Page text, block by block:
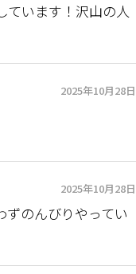
ています！沢山の人
2025年10月28日
2025年10月28日
ずのんびりやってい